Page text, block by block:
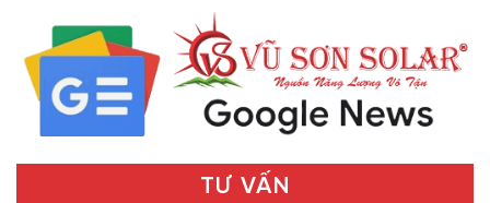
TƯ VẤN